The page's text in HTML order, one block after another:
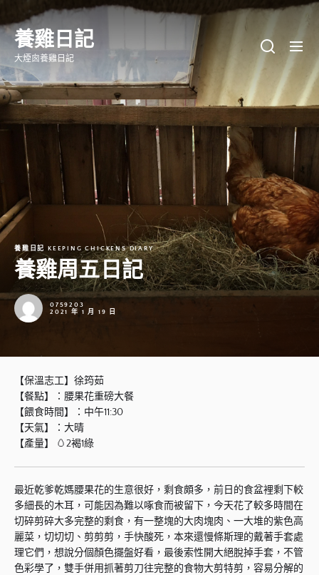
to
the
content
養雞日記 KEEPING CHICKENS DIARY
養雞周五日記
0759203
2021 年 1 月 19 日
養雞日記
大煙囪養雞日記
【保溫志工】徐筠茹
【餐點】：腰果花重磅大餐
【餵食時間】：中午11:30
【天氣】：大晴
【產量】 🥚2褐1綠
最近乾爹乾媽腰果花的生意很好，剩食頗多，前日的食盆裡剩下較
多細長的木耳，可能因為難以啄食而被留下，今天花了較多時間在
切碎剪碎大多完整的剩食，有一整塊的大肉塊肉、一大堆的紫色高
麗菜，切切切、剪剪剪，手快酸死，本來還慢條斯理的戴著手套處
理它們，想說分個顏色擺盤好看，最後索性開大絕脫掉手套，不管
色彩學了，雙手併用抓著剪刀往完整的食物大剪特剪，容易分解的